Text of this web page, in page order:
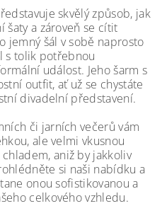
skvělý způsob, jak
šaty a zároveň se cítit
jemný šál v sobě naprosto
s tolik potřebnou
událost. Jeho šarm s
outfit, ať už se chystáte
divadelní představení.
či jarních večerů vám
ale velmi vkusnou
aniž by jakkoliv
si naši nabídku a
onou sofistikovanou a
celkového vzhledu.